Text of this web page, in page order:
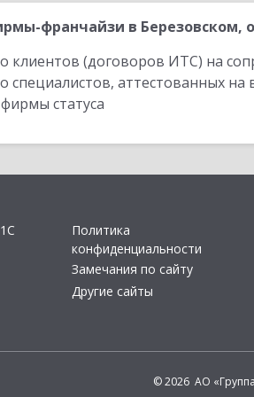
франчайзи в Березовском,
клиентов (договоров ИТС) на
специалистов, аттестованных
статуса
Политика
конфиденциальности
Замечания по сайту
Другие сайты
© 2026 АО